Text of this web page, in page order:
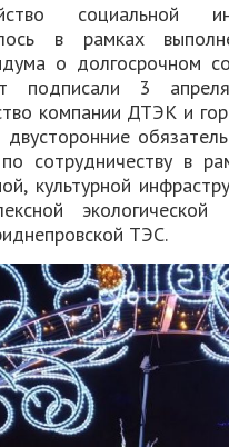
социальной
в рамках
о долгосрочном
подписали 3
компании ДТЭК и
двусторонние
сотрудничеству в
культурной
экологической
ТЭС.